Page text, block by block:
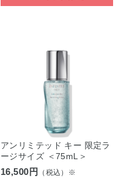
アンリミテッド キー 限定ラ
ージサイズ ＜75mL＞
16,500円 （税込）※